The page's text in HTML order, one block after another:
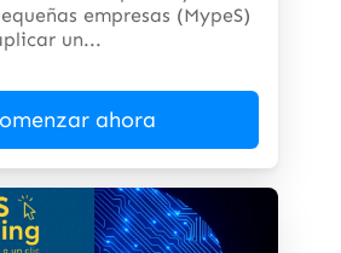
empresas (MypeS)
un...
ahora